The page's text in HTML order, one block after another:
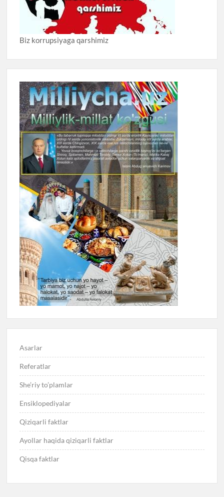
Biz korrupsiyaga qarshimiz
Asarlar
Referatlar
She’riy to’plamlar
Ensiklopediyalar
Qiziqarli faktlar
Ayollar haqida qiziqarli faktlar
Qisqa faktlar